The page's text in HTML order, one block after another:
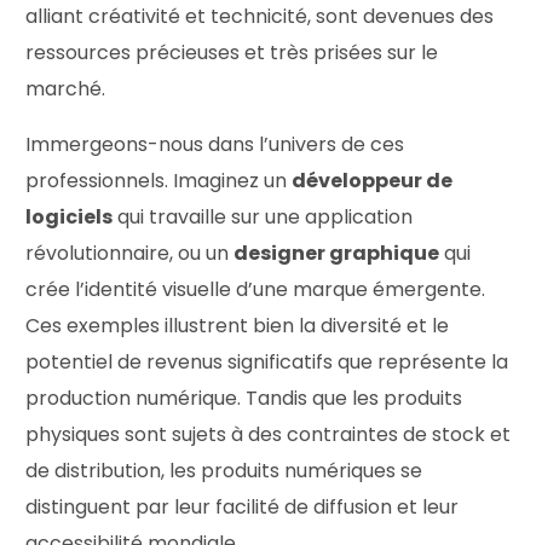
alliant créativité et technicité, sont devenues des
ressources précieuses et très prisées sur le
marché.
Immergeons-nous dans l’univers de ces
professionnels. Imaginez un développeur de
logicielsqui travaille sur une application
révolutionnaire, ou un designer graphiquequi
crée l’identité visuelle d’une marque émergente.
Ces exemples illustrent bien la diversité et le
potentiel de revenus significatifs que représente la
production numérique. Tandis que les produits
physiques sont sujets à des contraintes de stock et
de distribution, les produits numériques se
distinguent par leur facilité de diffusion et leur